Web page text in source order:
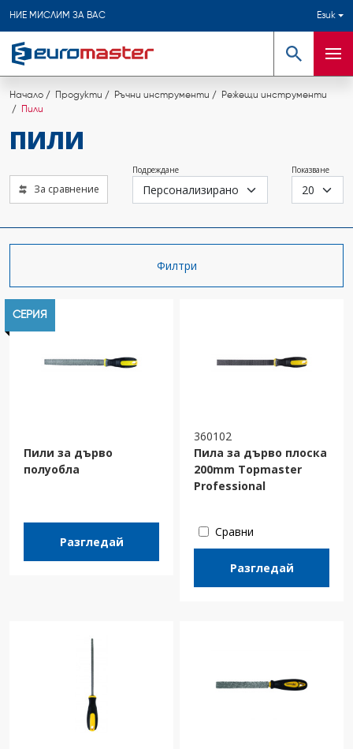
НИЕ МИСЛИМ ЗА ВАС Език
Търсене
Начало Продукти Ръчни инструменти
Режещи инструменти
Пили
ПИЛИ
За сравнение
Подреждане Показване
Филтри
СЕРИЯ
Пили за дърво
полуобла
Разгледай
360102
Пила за дърво плоска
200mm Topmaster
Professional
Сравни
Разгледай